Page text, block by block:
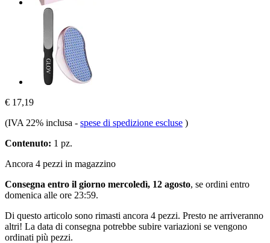
€ 17,19
(IVA 22% inclusa - spese di spedizione escluse )
Contenuto: 1 pz.
Ancora 4 pezzi in magazzino
Consegna entro il giorno mercoledì, 12 agosto, se ordini entro
domenica alle ore 23:59.
Di questo articolo sono rimasti ancora 4 pezzi. Presto ne arriveranno
altri! La data di consegna potrebbe subire variazioni se vengono
ordinati più pezzi.